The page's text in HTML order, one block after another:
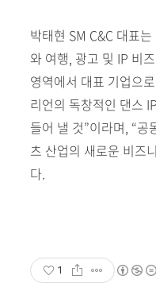
박태현 SM C&C 대표
와 여행, 광고 및 IP 비
영역에서 대표 기업으
리언의 독창적인 댄스
들어 낼 것”이라며, “공
츠 산업의 새로운 비즈
다.
1